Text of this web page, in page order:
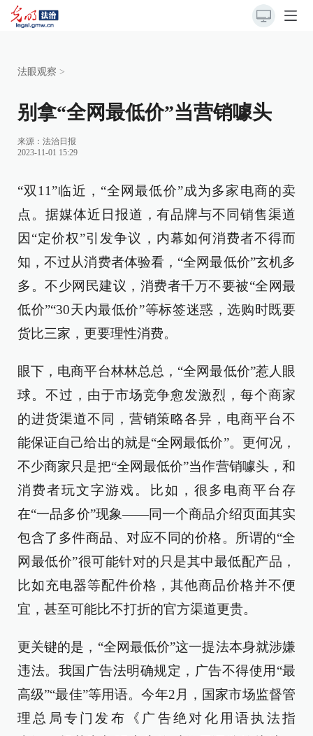
法眼观察 >
别拿“全网最低价”当营销噱头
来源： 法治日报
2023-11-01 15:29
“双11”临近，“全网最低价”成为多家电商的卖
点。据媒体近日报道，有品牌与不同销售渠道
因“定价权”引发争议，内幕如何消费者不得而
知，不过从消费者体验看，“全网最低价”玄机多
多。不少网民建议，消费者千万不要被“全网最
低价”“30天内最低价”等标签迷惑，选购时既要
货比三家，更要理性消费。
眼下，电商平台林林总总，“全网最低价”惹人眼
球。不过，由于市场竞争愈发激烈，每个商家
的进货渠道不同，营销策略各异，电商平台不
能保证自己给出的就是“全网最低价”。更何况，
不少商家只是把“全网最低价”当作营销噱头，和
消费者玩文字游戏。比如，很多电商平台存
在“一品多价”现象——同一个商品介绍页面其实
包含了多件商品、对应不同的价格。所谓的“全
网最低价”很可能针对的只是其中最低配产品，
比如充电器等配件价格，其他商品价格并不便
宜，甚至可能比不打折的官方渠道更贵。
更关键的是，“全网最低价”这一提法本身就涉嫌
违法。我国广告法明确规定，广告不得使用“最
高级”“最佳”等用语。今年2月，国家市场监督管
理总局专门发布《广告绝对化用语执法指